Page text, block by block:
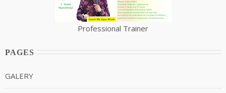
Professional Trainer
PAGES
GALERY